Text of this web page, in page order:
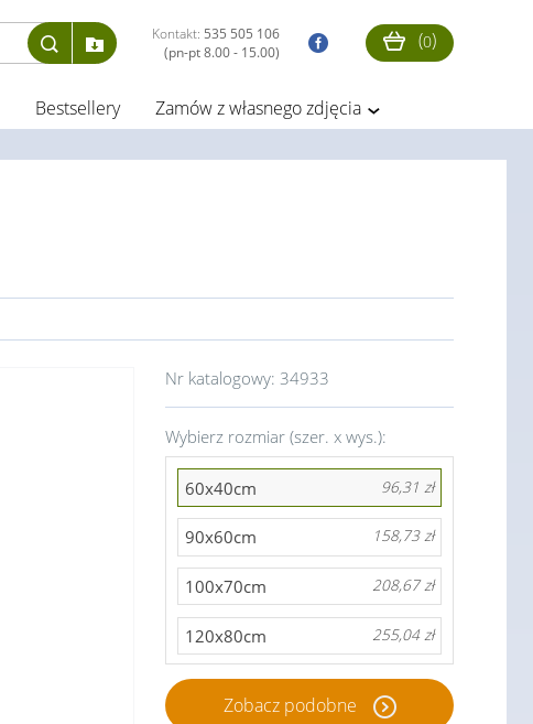
Kontakt: 535 505 106
(pn-pt 8.00 - 15.00)
(0)
Bestsellery Zamów z własnego zdjęcia
Nr katalogowy: 34933
Wybierz rozmiar (szer. x wys.):
60x40cm 96,31 zł
90x60cm 158,73 zł
100x70cm 208,67 zł
120x80cm 255,04 zł
Zobacz podobne